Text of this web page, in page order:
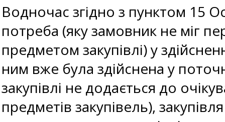
Водночас згідно з пунктом 15
потреба (яку замовник не міг
предметом закупівлі) у
ним вже була здійснена у
закупівлі не додається до
предметів закупівель),